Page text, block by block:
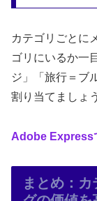
カテゴリごとに
ゴリにいるか一
ジ」「旅行＝ブ
割り当てましょ
Adobe Express
まとめ：